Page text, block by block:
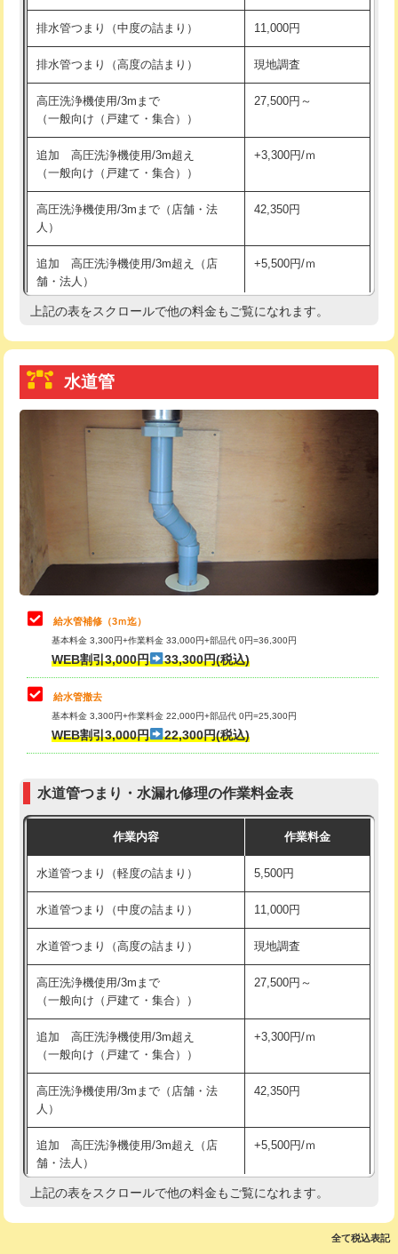
持込商品取付（浄水器・分岐水栓） 16,500円
給水管工事※（ホール加工) 16,500円
給水管工事※（バンド止め) 3,300円
給水管工事※（支持金具設置)
給水管工事※（保温材使用（バンド止
め込み）)
5,500円
給水管工事※（土の掘削・埋め戻し作
業)
11,000円
給水管工事※（塩ビ管（VP・HI）使
用/3ｍまで)
33,000円
給水管工事※（塩ビ管（VP・HI）使
+8,800円
給水管工事※（ライニング鋼管・銅
管・ポリ管・HT管使用/3ｍまで)
給水管工事※（ライニング鋼管・銅
管・ポリ管・HT管使用/3ｍ超え)
排水管工事（土の掘削・埋め戻し作
11,000円~
排水管工事（排水管工事/3ｍまで） 55,000円
排水管工事（追加 排水管工事/3ｍ超
マス交換（土の掘削・埋め戻し作業）
マス交換（深さ50㎝未満）
マス交換（深さ50㎝以上）
コンクリート斫り（厚さ10㎝まで）
モルタル補修（厚さ10㎝超え） 38,500円
洗面台設置 38,500円
化粧台設置 22,000円
追加人工 16,500円
廃棄・処分 現場見積
※給水管工事は20mmまでの価格です。
排水管つまり（中度の詰まり） 11,000円
排水管つまり（高度の詰まり） 現地調査
高圧洗浄機使用/3mまで
（一般向け（戸建て・集合））
27,500円～
追加 高圧洗浄機使用/3m超え
（一般向け（戸建て・集合））
+3,300円/ｍ
高圧洗浄機使用/3mまで（店舗・法
人）
42,350円
追加 高圧洗浄機使用/3m超え（店
舗・法人）
+5,500円/ｍ
高度高圧洗浄換 現地調査
トーラー機使用/3mまで
追加トーラー機使用/3m超え
8,800円
止水・漏水調査・防水処理・清掃・修
理・調整・分解・加工など（軽作業）
11,000円
止水・漏水調査・防水処理・清掃・修
理・調整・分解・加工など（中作業）
止水・漏水調査・防水処理・清掃・修
理・調整・分解・加工など（重作業）
33,000円
その他部品の脱着
交換・取付（タンク）
式）)
式・ワンホール）)
交換・取付(排水栓・排水トラップ
22,000円+材料費
持込商品取付（混合水栓）
持込商品取付（浄水器・分岐水栓） 16,500円
業）
排水管工事（追加 排水管工事/3ｍ超
え）
マス交換（土の掘削・埋め戻し作業） 11,000円~
上記の表をスクロールで他の料金もご覧になれます。
水道管
給水管補修（3ｍ迄）
基本料金 3,300円+作業料金 33,000円+部品代 0円=36,300円
WEB割引3,000円 33,300円(税込)
給水管撤去
基本料金 3,300円+作業料金 22,000円+部品代 0円=25,300円
WEB割引3,000円 22,300円(税込)
水道管つまり・水漏れ修理の作業料金表
作業内容 作業料金
水道管つまり（軽度の詰まり） 5,500円
水道管つまり（中度の詰まり） 11,000円
水道管つまり（高度の詰まり） 現地調査
高圧洗浄機使用/3mまで
（一般向け（戸建て・集合））
27,500円～
追加 高圧洗浄機使用/3m超え
（一般向け（戸建て・集合））
+3,300円/ｍ
高圧洗浄機使用/3mまで（店舗・法
人）
42,350円
追加 高圧洗浄機使用/3m超え（店
舗・法人）
+5,500円/ｍ
高度高圧洗浄換 現地調査
上記の表をスクロールで他の料金もご覧になれます。
全て税込表記